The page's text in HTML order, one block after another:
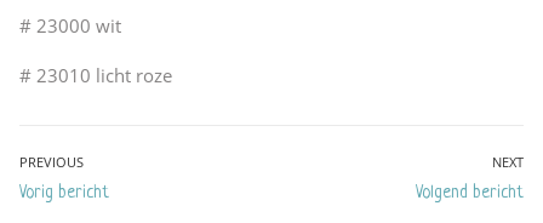
# 23000 wit
# 23010 licht roze
Bericht
navigatie
PREVIOUS
Previous
Vorig bericht
NEXT
Next
Volgend bericht